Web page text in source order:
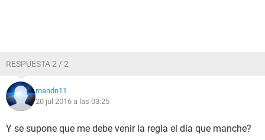
RESPUESTA 2 / 2
mandn11
20 jul 2016 a las 03:25
Y se supone que me debe venir la regla el día que manche?